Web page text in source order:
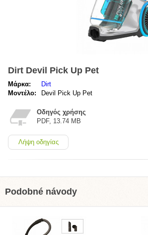
Dirt Devil Pick Up Pet
Μάρκα:
Dirt
Μοντέλο:
Devil Pick Up Pet
Οδηγός χρήσης
PDF, 13.74 MB
Λήψη οδηγίας
Podobné návody